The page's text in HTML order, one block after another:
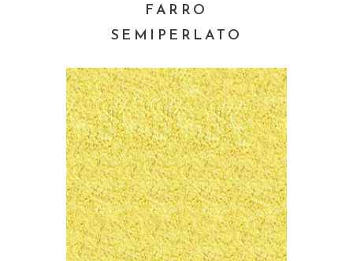
FARRO
SEMIPERLATO